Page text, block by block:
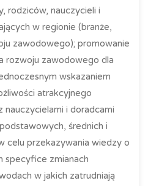
rodziców, nauczycieli i
w regionie (branże,
zawodowego); promowanie
rozwoju zawodowego dla
wskazaniem
atrakcyjnego
nauczycielami i doradcami
średnich i
celu przekazywania wiedzy o
specyfice zmianach
w jakich zatrudniają